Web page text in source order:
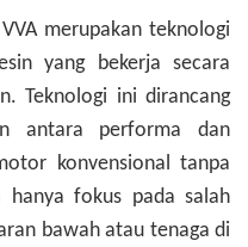
merupakan teknologi
yang bekerja secara
Teknologi ini dirancang
antara performa dan
konvensional tanpa
hanya fokus pada salah
bawah atau tenaga di